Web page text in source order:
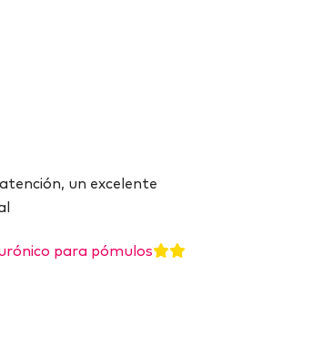
Muy buena la atencion! Carolina es
muy amable y asesora muy bien.
Ácido Hialurónico para pómulos
la atencion! Carolina es
y asesora muy bien.
Hialurónico para pómulos
un excelente
para pómulos